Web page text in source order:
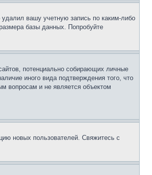
вашу учетную запись по каким-либо
базы данных. Попробуйте
потенциально собирающих личные
иного вида подтверждения того, что
вопросам и не является объектом
новых пользователей. Свяжитесь с